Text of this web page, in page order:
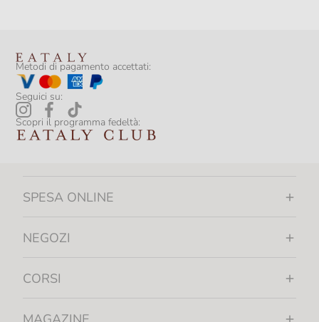
Metodi di pagamento accettati:
Seguici su:
Scopri il programma fedeltà:
SPESA ONLINE
NEGOZI
CORSI